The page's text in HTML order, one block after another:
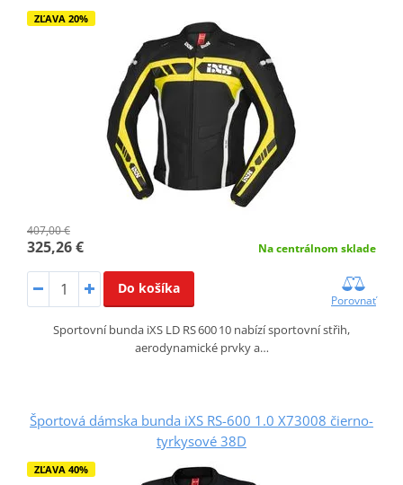
ZĽAVA 20%
407,00 €
325,26 € Na centrálnom sklade
Do košíka
Porovnať
Sportovní bunda iXS LD RS 600 10 nabízí sportovní střih,
aerodynamické prvky a…
Športová dámska bunda iXS RS-600 1.0 X73008 čierno-
tyrkysové 38D
ZĽAVA 40%